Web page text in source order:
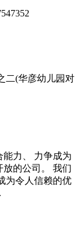
二(华彦幼儿园对
力、 力争成为
的公司。 我们
为令人信赖的优